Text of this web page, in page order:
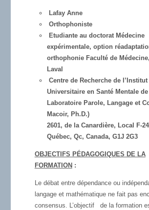
Lafay Anne
Orthophoniste
Etudiante au doctorat Médecine
expérimentale, option
orthophonie Faculté de
Laval
Centre de Recherche de l’Institut
Universitaire en Santé Mentale
Laboratoire Parole, Langage et
Macoir, Ph.D.)
2601, de la Canardière, Local F-
Québec, Qc, Canada, G1J 2G3
OBJECTIFS PÉDAGOGIQUES DE LA
FORMATION :
Le débat entre dépendance ou
langage et mathématique ne fait pas
consensus. L’objectif de la formation